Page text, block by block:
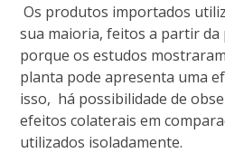
Os produtos importados
sua maioria, feitos a partir
porque os estudos
planta pode apresenta uma
isso, há possibilidade de
efeitos colaterais em
utilizados isoladamente.